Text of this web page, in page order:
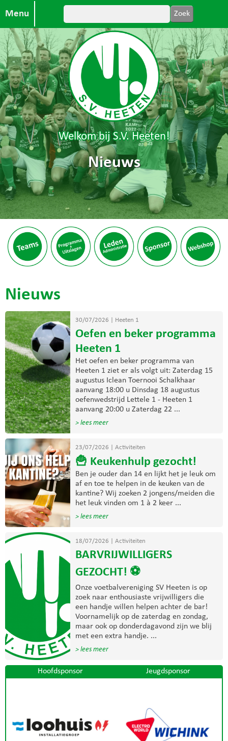
Menu
Welkom bij S.V. Heeten!
Nieuws
Nieuws
30/07/2026 Heeten 1
Oefen en beker programma
Heeten 1
Het oefen en beker programma van
Heeten 1 ziet er als volgt uit: Zaterdag 15
augustus Iclean Toernooi Schalkhaar
aanvang 18:00 u Dinsdag 18 augustus
oefenwedstrijd Lettele 1 - Heeten 1
aanvang 20:00 u Zaterdag 22 ...
> lees meer
23/07/2026 Activiteiten
🍟 Keukenhulp gezocht!
Ben je ouder dan 14 en lijkt het je leuk om
af en toe te helpen in de keuken van de
kantine? Wij zoeken 2 jongens/meiden die
het leuk vinden om 1 à 2 keer ...
> lees meer
18/07/2026 Activiteiten
BARVRIJWILLIGERS
GEZOCHT! ⚽
Onze voetbalvereniging SV Heeten is op
zoek naar enthousiaste vrijwilligers die
een handje willen helpen achter de bar!
Voornamelijk op de zaterdag en zondag,
maar ook op donderdagavond zijn we blij
met een extra handje. ...
> lees meer
Hoofdsponsor Jeugdsponsor